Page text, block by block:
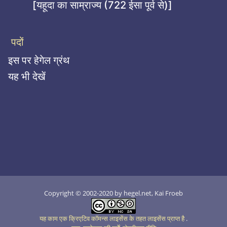
[यहूदा का साम्राज्य (722 ईसा पूर्व से)]
पदों
इस पर हेगेल ग्रंथ
यह भी देखें
Copyright © 2002-2020 by hegel.net, Kai Froeb
यह काम एक क्रिएटिव कॉमन्स लाइसेंस के तहत लाइसेंस प्राप्त है.